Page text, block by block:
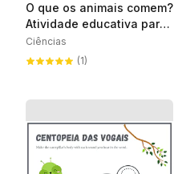
O que os animais comem?
Atividade educativa para
imprimir
Ciências
(1)